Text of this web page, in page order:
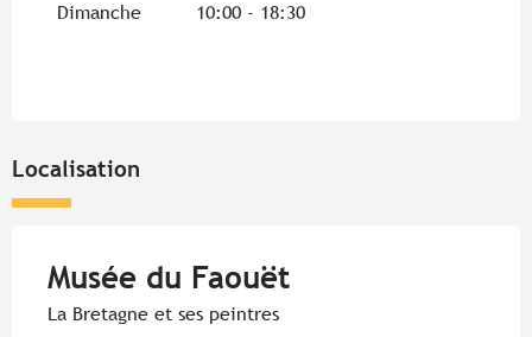
Dimanche 10:00 - 18:30
Localisation
Musée du Faouët
La Bretagne et ses peintres